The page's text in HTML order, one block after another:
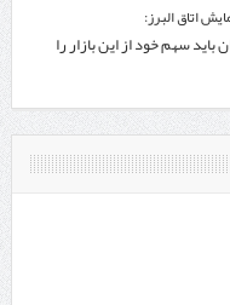
اتاق البرز:
سهم خود از این بازار را